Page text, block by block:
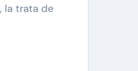
la trata de